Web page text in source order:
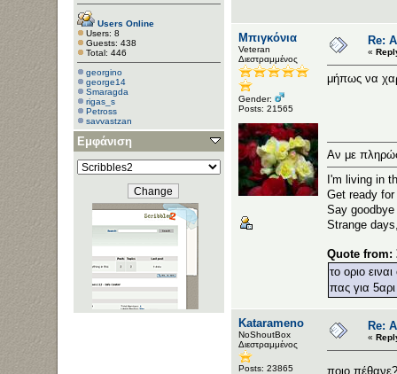
Users Online
Users: 8
Guests: 438
Total: 446
georgino
george14
Smaragda
rigas_s
Petross
savvastzan
Εμφάνιση
Μπιγκόνια
Veteran
Διεστραμμένος
Gender:
Posts: 21565
Re:
«
μήπως να
Αν με
I'm living in
Get ready
Say
Strange
Quote from:
το οριο
πας για 5αρι
Katarameno
NoShoutBox
Διεστραμμένος
Posts: 23865
Re:
«
ποιο